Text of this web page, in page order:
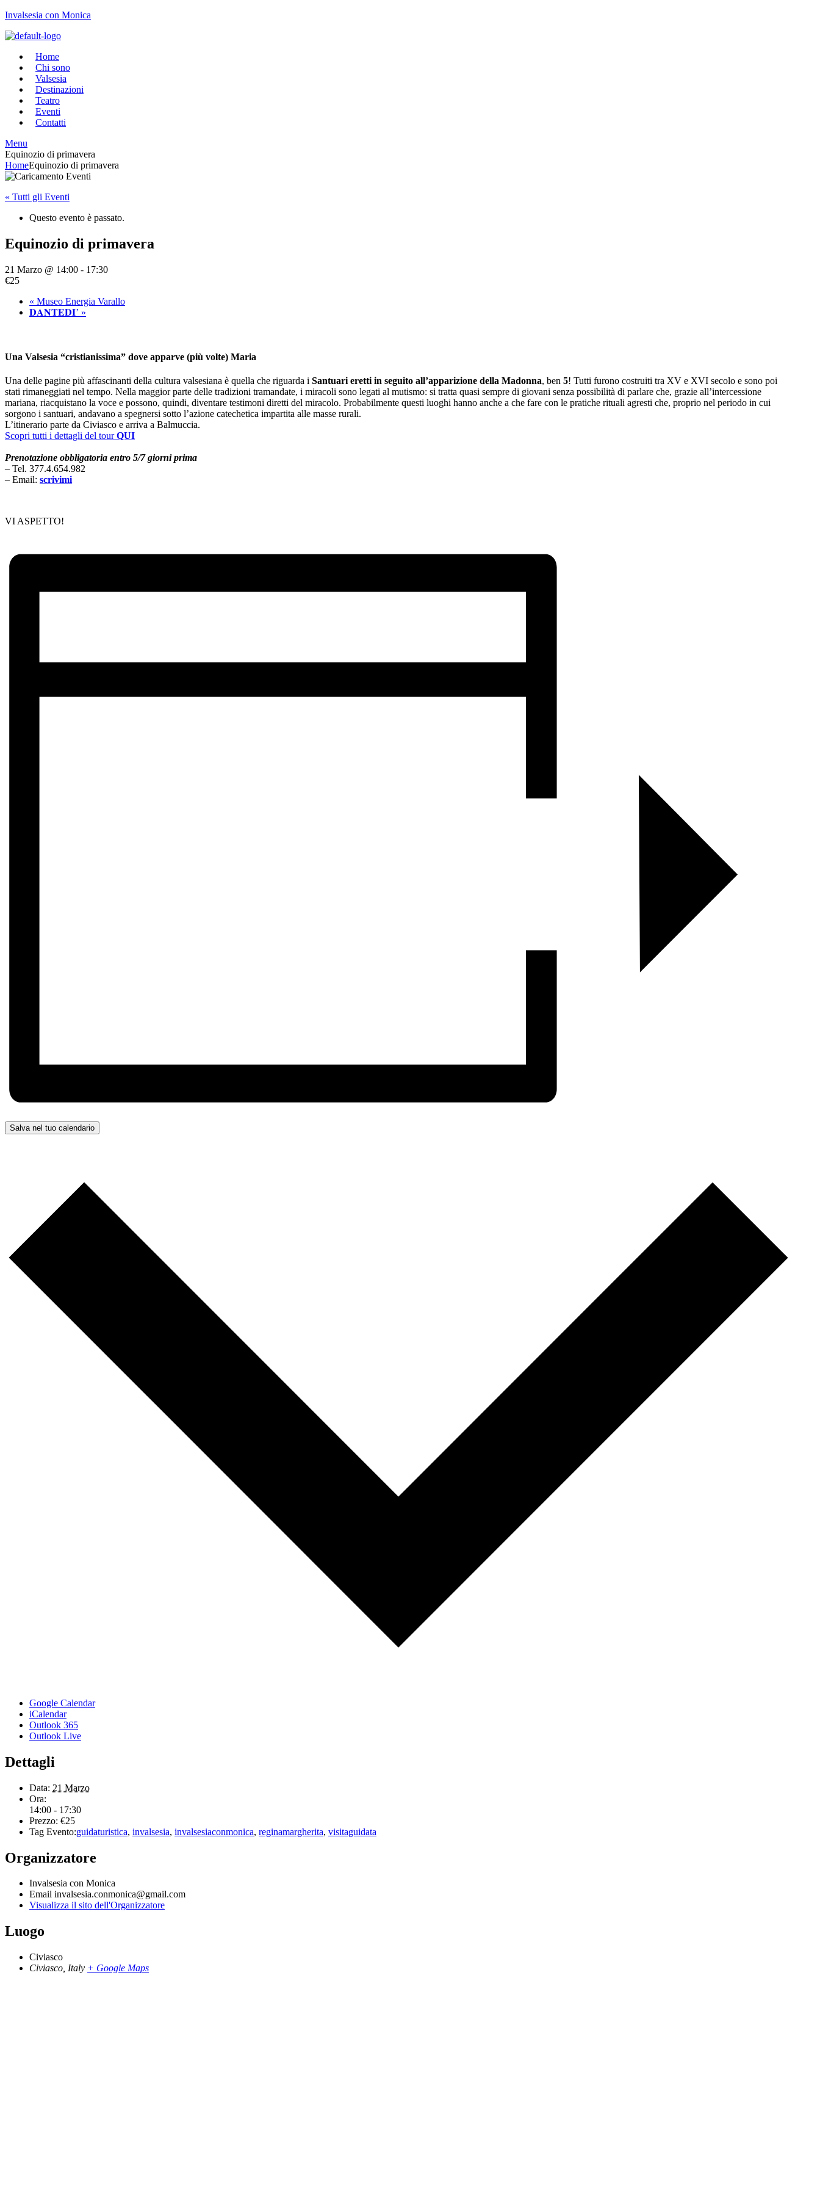
Invalsesia con Monica
Home
Chi sono
Valsesia
Destinazioni
Teatro
Eventi
Contatti
Menu
Equinozio di primavera
HomeEquinozio di primavera
« Tutti gli Eventi
Questo evento è passato.
Equinozio di primavera
21 Marzo @ 14:00 - 17:30
€25
« Museo Energia Varallo
𝐃𝐀𝐍𝐓𝐄𝐃𝐈’ »
Una Valsesia “cristianissima” dove apparve (più volte) Maria
Una delle pagine più affascinanti della cultura valsesiana è quella che riguarda i Santuari eretti in seguito all’apparizione della Madonna, ben 5! Tutti furono costruiti tra XV e XVI secolo e sono poi
stati rimaneggiati nel tempo. Nella maggior parte delle tradizioni tramandate, i miracoli sono legati al mutismo: si tratta quasi sempre di giovani senza possibilità di parlare che, grazie all’intercessione
mariana, riacquistano la voce e possono, quindi, diventare testimoni diretti del miracolo. Probabilmente questi luoghi hanno anche a che fare con le pratiche rituali agresti che, proprio nel periodo in cui
sorgono i santuari, andavano a spegnersi sotto l’azione catechetica impartita alle masse rurali.
L’itinerario parte da Civiasco e arriva a Balmuccia.
Scopri tutti i dettagli del tourQUI
Prenotazione obbligatoria entro 5/7 giorni prima
– Tel. 377.4.654.982
– Email: scrivimi
VI ASPETTO!
Salva nel tuo calendario
Google Calendar
iCalendar
Outlook 365
Outlook Live
Dettagli
Data: 21 Marzo
Ora:
14:00 - 17:30
Prezzo: €25
Tag Evento:guidaturistica, invalsesia, invalsesiaconmonica, reginamargherita, visitaguidata
Organizzatore
Invalsesia con Monica
Email invalsesia.conmonica@gmail.com
Visualizza il sito dell'Organizzatore
Luogo
Civiasco
Civiasco Italy + Google Maps